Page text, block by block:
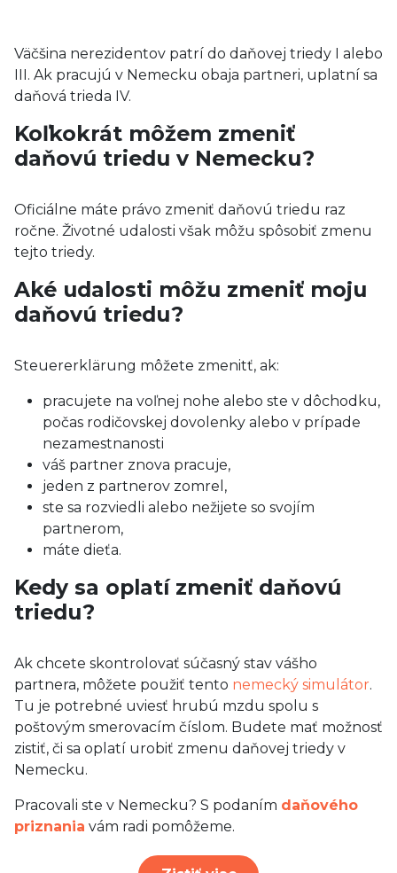
Väčšina nerezidentov patrí do daňovej triedy I alebo
III. Ak pracujú v Nemecku obaja partneri, uplatní sa
daňová trieda IV.
Koľkokrát môžem zmeniť
daňovú triedu v Nemecku?
Oficiálne máte právo zmeniť daňovú triedu raz
ročne. Životné udalosti však môžu spôsobiť zmenu
tejto triedy.
Aké udalosti môžu zmeniť moju
daňovú triedu?
Steuererklärung môžete zmenitť, ak:
pracujete na voľnej nohe alebo ste v dôchodku,
počas rodičovskej dovolenky alebo v prípade
nezamestnanosti
váš partner znova pracuje,
jeden z partnerov zomrel,
ste sa rozviedli alebo nežijete so svojím
partnerom,
máte dieťa.
Kedy sa oplatí zmeniť daňovú
triedu?
Ak chcete skontrolovať súčasný stav vášho
partnera, môžete použiť tento nemecký simulátor.
Tu je potrebné uviesť hrubú mzdu spolu s
poštovým smerovacím číslom. Budete mať možnosť
zistiť, či sa oplatí urobiť zmenu daňovej triedy v
Nemecku.
Pracovali ste v Nemecku? S podaním daňového
priznania vám radi pomôžeme.